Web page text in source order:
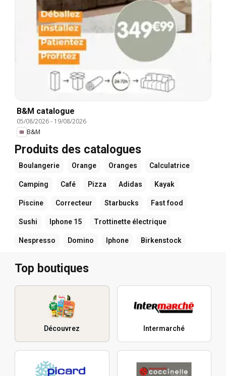
B&M catalogue
05/08/2026- 19/08/2026
B&M
Produits des catalogues
Boulangerie Orange Oranges Calculatrice
Camping Café Pizza Adidas Kayak
Piscine Correcteur Starbucks Fast food
Sushi Iphone 15 Trottinette électrique
Nespresso Domino Iphone Birkenstock
Top boutiques
Découvrez Intermarché